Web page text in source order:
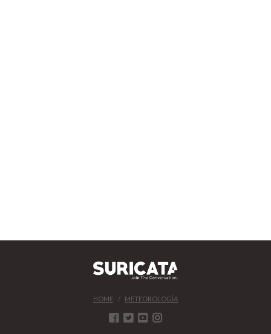
HOME METEOROLOGÍA